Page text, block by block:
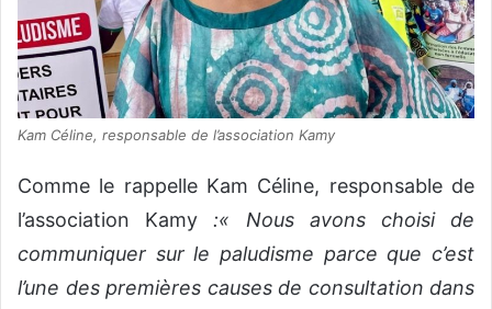
Kam Céline, responsable de l’association Kamy
Comme le rappelle Kam Céline, responsable de
l’association Kamy:« Nous avons choisi de
communiquer sur le paludisme parce que c’est
l’une des premières causes de consultation dans